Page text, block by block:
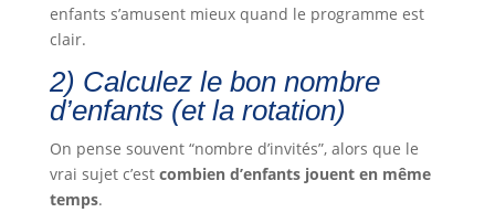
enfants s’amusent mieux quand le programme est
clair.
2) Calculez le bon nombre
d’enfants (et la rotation)
On pense souvent “nombre d’invités”, alors que le
vrai sujet c’est combien d’enfants jouent en même
temps.